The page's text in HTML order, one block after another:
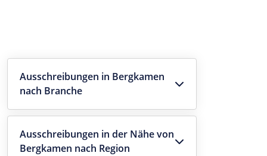
Ausschreibungen in Bergkamen
nach Branche
Ausschreibungen in der Nähe von
Bergkamen nach Region